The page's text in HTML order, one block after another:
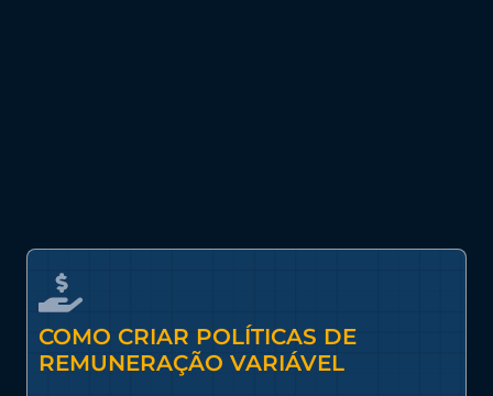
COMO CRIAR POLÍTICAS DE
REMUNERAÇÃO VARIÁVEL